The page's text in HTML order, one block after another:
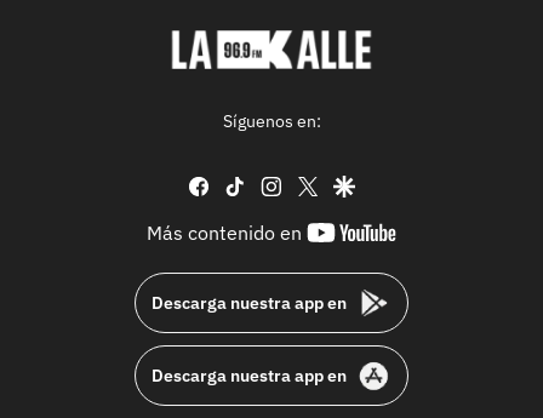
Síguenos en:
facebook
tiktok instagram
twittergoogle
Más contenido en
youtube-
Descarga nuestra app en
Descarga nuestra app en